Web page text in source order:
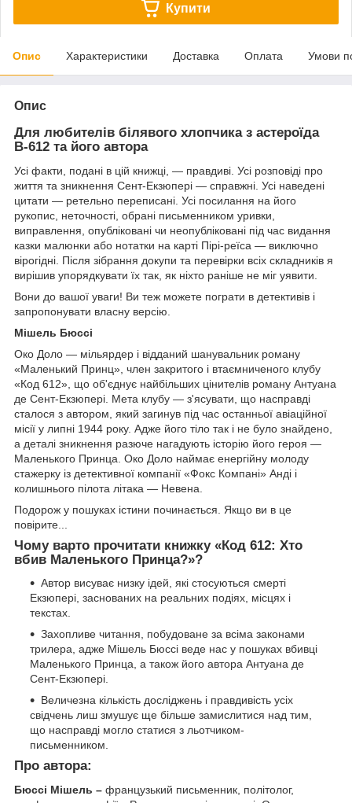
Купити
Опис Характеристики Доставка Оплата Умови
Опис
Для любителів білявого хлопчика з астероїда
В-612 та його автора
Усі факти, подані в цій книжці, — правдиві. Усі розповіді про
життя та зникнення Сент-Екзюпері — справжні. Усі наведені
цитати — ретельно переписані. Усі посилання на його
рукопис, неточності, обрані письменником уривки,
виправлення, опубліковані чи неопубліковані під час видання
казки малюнки або нотатки на карті Пірі-реїса — виключно
вірогідні. Після зібрання докупи та перевірки всіх складників я
вирішив упорядкувати їх так, як ніхто раніше не міг уявити.
Вони до вашої уваги! Ви теж можете пограти в детективів і
запропонувати власну версію.
Мішель Бюссі
Око Доло — мільярдер і відданий шанувальник роману
«Маленький Принц», член закритого і втаємниченого клубу
«Код 612», що об'єднує найбільших цінителів роману Антуана
де Сент-Екзюпері. Мета клубу — з'ясувати, що насправді
сталося з автором, який загинув під час останньої авіаційної
місії у липні 1944 року. Адже його тіло так і не було знайдено,
а деталі зникнення разюче нагадують історію його героя —
Маленького Принца. Око Доло наймає енергійну молоду
стажерку із детективної компанії «Фокс Компані» Анді і
колишнього пілота літака — Невена.
Подорож у пошуках істини починається. Якщо ви в це
повірите...
Чому варто прочитати книжку «Код 612: Хто
вбив Маленького Принца?»?
Автор висуває низку ідей, які стосуються смерті
Екзюпері, заснованих на реальних подіях, місцях і
текстах.
Захопливе читання, побудоване за всіма законами
трилера, адже Мішель Бюссі веде нас у пошуках вбивці
Маленького Принца, а також його автора Антуана де
Сент-Екзюпері.
Величезна кількість досліджень і правдивість усіх
свідчень лиш змушує ще більше замислитися над тим,
що насправді могло статися з льотчиком-
письменником.
Про автора:
Бюссі Мішель – французький письменник, політолог,